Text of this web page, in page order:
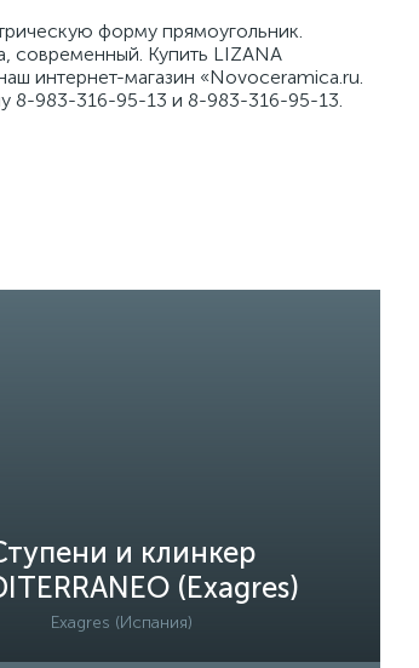
форму прямоугольник.
современный. Купить LIZANA
интернет-магазин «Novoceramica.ru.
8-983-316-95-13 и 8-983-316-95-13.
и клинкер
(Exagres)
Exagres (Испания)